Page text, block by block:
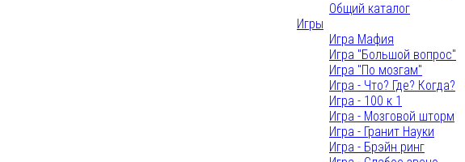
Общий каталог
Игры
Игра Мафия
Игра "Большой вопрос"
Игра "По мозгам"
Игра - Что? Где? Когда?
Игра - 100 к 1
Игра - Мозговой шторм
Игра - Гранит Науки
Игра - Брэйн ринг